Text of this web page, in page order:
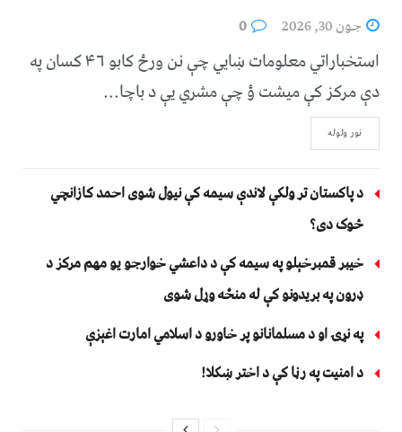
جون 30, 2026
استخباراتي معلومات ښايي چې نن ورځ کابو ۴۶ کسان په
دې مرکز کې ميشت ؤ چې مشري یې د باچا...
نور ولوله
د پاکستان تر ولکې لاندې سیمه کې نیول شوی احمد کازانچي
څوک دی؟
خیبر قمبرخېلو په سیمه کې د داعشي خوارجو یو مهم مرکز د
ډرون په بریدونو کې له منځه وړل شوی
په نړۍ او د مسلمانانو پر خاورو د اسلامي امارت اغېزې
د امنیت په رڼا کې د اختر ښکلا!